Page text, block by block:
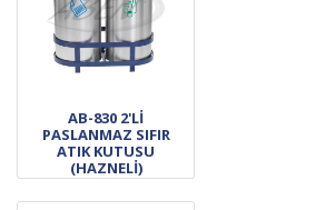
AB-830 2'Lİ
PASLANMAZ SIFIR
ATIK KUTUSU
(HAZNELİ)